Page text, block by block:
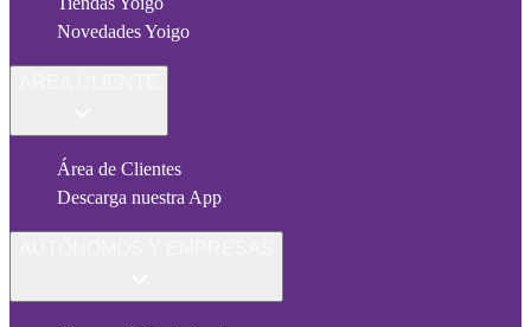
Novedades Yoigo
Área de Clientes
Descarga nuestra App